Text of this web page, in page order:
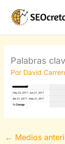
contenido
Palabras
Por David
← Medios